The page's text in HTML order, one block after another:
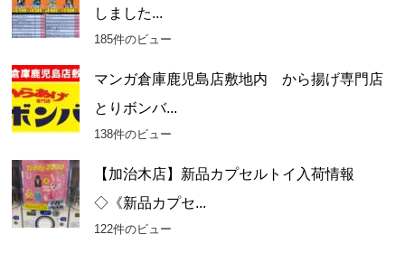
しました...
185件のビュー
マンガ倉庫鹿児島店敷地内 から揚げ専門店
とりボンバ...
138件のビュー
【加治木店】新品カプセルトイ入荷情報
◇《新品カプセ...
122件のビュー